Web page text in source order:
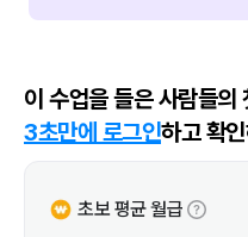
이 수업을 들은 사람들의
3초만에 로그인하고 확
초보 평균 월급